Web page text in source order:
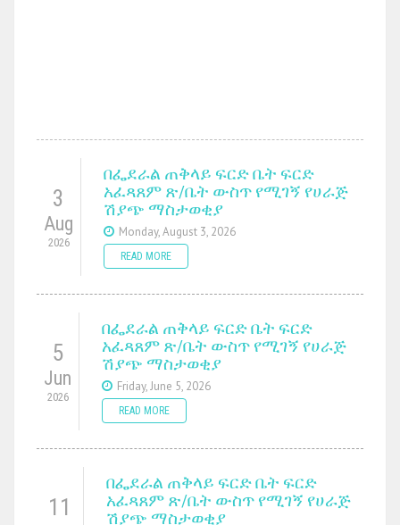
3
Aug
2026
በፌደራል ጠቅላይ ፍርድ ቤት ፍርድ
አፈጻጸም ጽ/ቤት ውስጥ የሚገኝ የሀራጅ
ሽያጭ ማስታወቂያ
Monday, August 3, 2026
READ MORE
5
Jun
2026
በፌደራል ጠቅላይ ፍርድ ቤት ፍርድ
አፈጻጸም ጽ/ቤት ውስጥ የሚገኝ የሀራጅ
ሽያጭ ማስታወቂያ
Friday, June 5, 2026
READ MORE
11
በፌደራል ጠቅላይ ፍርድ ቤት ፍርድ
አፈጻጸም ጽ/ቤት ውስጥ የሚገኝ የሀራጅ
ሽያጭ ማስታወቂያ